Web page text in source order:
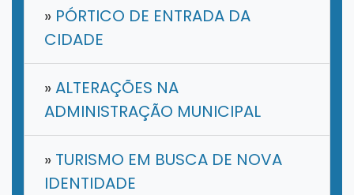
» PÓRTICO DE ENTRADA DA
CIDADE
»ALTERAÇÕES NA
ADMINISTRAÇÃO MUNICIPAL
» TURISMO EM BUSCA DE NOVA
IDENTIDADE